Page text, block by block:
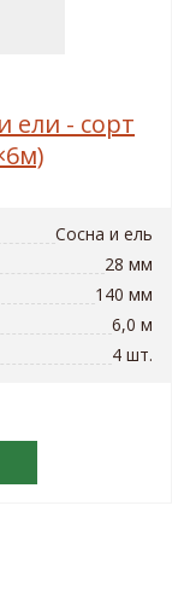
ели - сорт
Сосна и ель
28 мм
140 мм
6,0 м
4 шт.